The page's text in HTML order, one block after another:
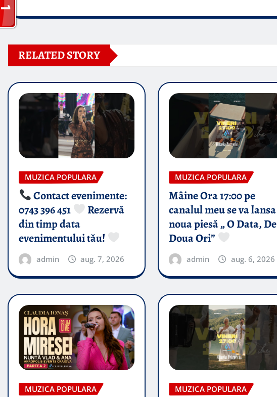
RELATED STORY
MUZICA POPULARA
Contact evenimente:
0743 396 451
Rezervă
din timp data
evenimentului tău!
admin aug. 7, 2026
MUZICA POPULARA
Mâine Ora 17:00 pe
canalul meu se va lansa
noua piesă „ O Data, De
Doua Ori”
admin aug. 6, 2026
MUZICA POPULARA MUZICA POPULARA